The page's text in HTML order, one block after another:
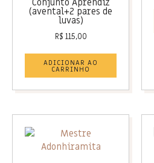
Conjunto Aprendiz
(avental+2 pares de
luvas)
R$ 115,00
ADICIONAR AO
CARRINHO